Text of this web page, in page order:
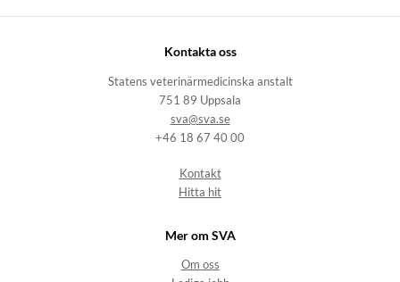
Kontakta oss
Statens veterinärmedicinska anstalt
751 89 Uppsala
sva@sva.se
+46 18 67 40 00
Kontakt
Hitta hit
Mer om SVA
Om oss